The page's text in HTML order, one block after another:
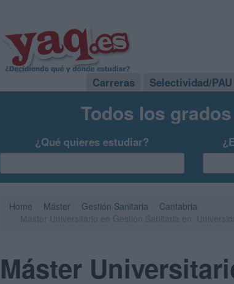
Carreras Selectividad/PAU
Todos los
¿Qué quieres estudiar?
Home Máster Gestión Sanitaria
Cantabria
Máster